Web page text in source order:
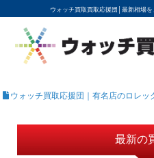
ウォッチ買取買取応援団│ 最新相場
YouTubeで動画を公開中
ROLEXモデル名から買取相
高級時計ブランド名から買
地域から買取店を探す
店舗名から買取店を探す
ブランド時計を高く売る方法
買取査定を依頼する
ウォッチ買取応援団｜有名店のロレ
最新の